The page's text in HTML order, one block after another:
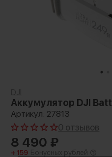
Аккумулятор DJI
Артикул: 27813
0 отзывов
8 490 ₽
+ 159 Бонусных рублей